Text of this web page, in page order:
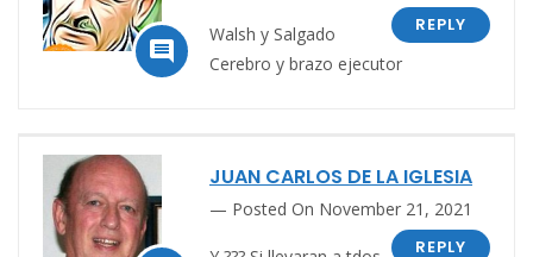

REPLY
Walsh y Salgado
Cerebro y brazo ejecutor
JUAN CARLOS DE LA IGLESIA
Posted On November 21, 2021
REPLY